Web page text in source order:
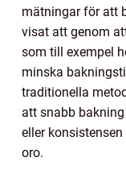
mätningar för att
visat att genom
som till exempel
minska
traditionella
att snabb
eller
oro.